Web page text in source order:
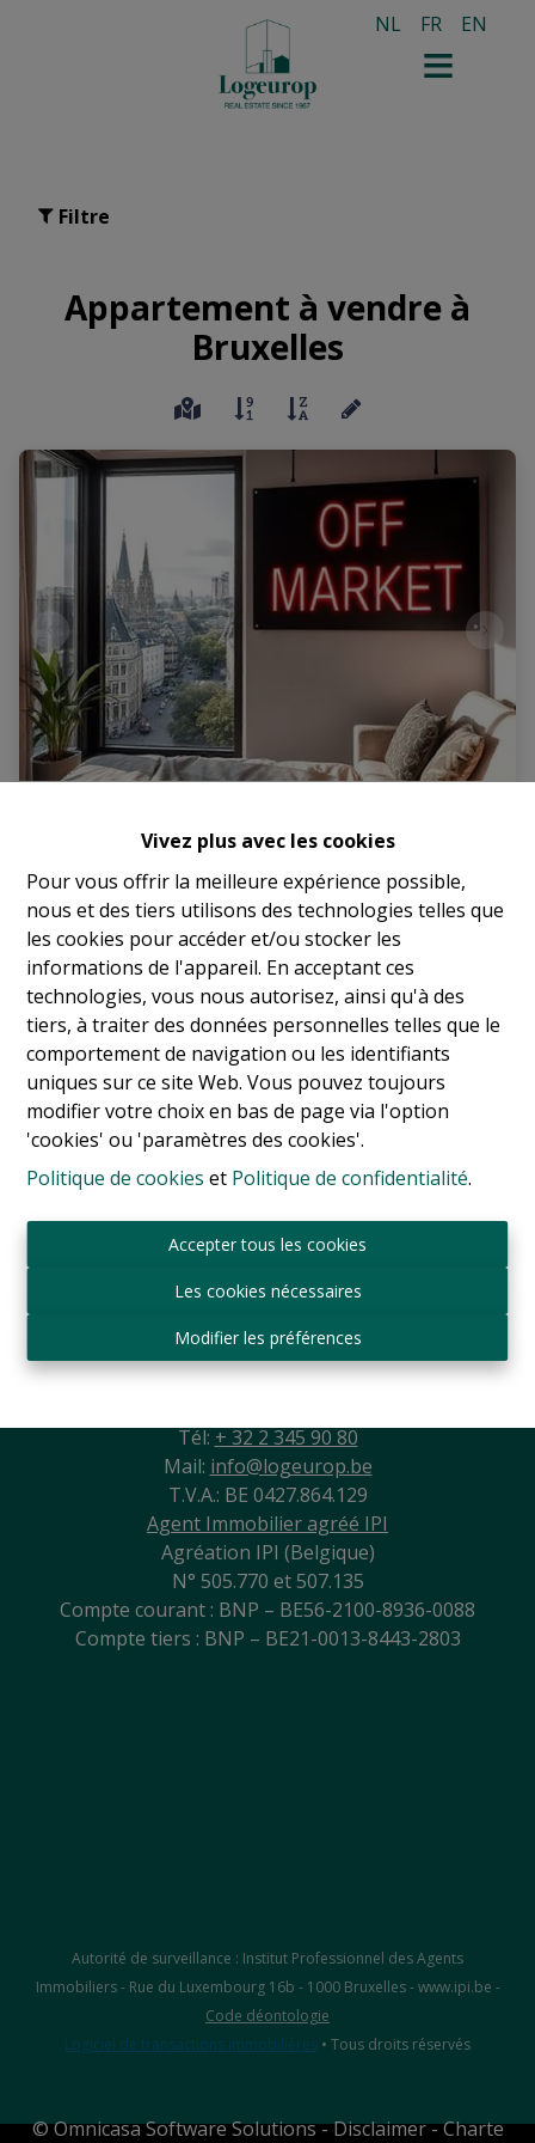
Vivez plus avec les cookies
Pour vous offrir la meilleure expérience possible,
nous et des tiers utilisons des technologies telles que
les cookies pour accéder et/ou stocker les
informations de l'appareil. En acceptant ces
technologies, vous nous autorisez, ainsi qu'à des
tiers, à traiter des données personnelles telles que le
comportement de navigation ou les identifiants
uniques sur ce site Web. Vous pouvez toujours
modifier votre choix en bas de page via l'option
'cookies' ou 'paramètres des cookies'.
Politique de cookies et Politique de confidentialité.
Accepter tous les cookies
Les cookies nécessaires
Modifier les préférences
NL FR EN
Filtre
Appartement à vendre à
Bruxelles
Avenue Louise , 1050 Bruxelles |Ref: 17762
€ 945.000
3 3 170 m²
Sint-Jansbergdreef 2
Tél: + 32 2 345 90 80
Mail: info@logeurop.be
T.V.A.: BE 0427.864.129
Agent Immobilier agréé IPI
Agréation IPI (Belgique)
N° 505.770 et 507.135
Compte courant : BNP – BE56-2100-8936-0088
Compte tiers : BNP – BE21-0013-8443-2803
Autorité de surveillance : Institut Professionnel des Agents
Immobiliers - Rue du Luxembourg 16b - 1000 Bruxelles - www.ipi.be -
Code déontologie
Logiciel de transactions immobilières • Tous droits réservés
©Omnicasa Software Solutions-Disclaimer-Charte